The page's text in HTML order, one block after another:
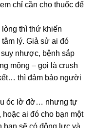
chỉ cần cho thuốc để
thì thứ khiến
lý. Giả sử ai đó
nhược, bệnh sắp
mộng – gọi là crush
thì đảm bảo người
óc lờ đờ… nhưng tự
hoặc ai đó cho bạn một
sẽ có động lực và